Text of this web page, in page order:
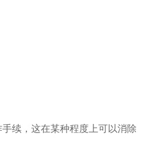
续，这在某种程度上可以消除